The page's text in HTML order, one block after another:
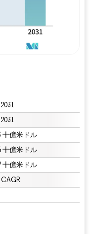
十億米ドル
十億米ドル
十億米ドル
BY 4.0の表示が必要です。